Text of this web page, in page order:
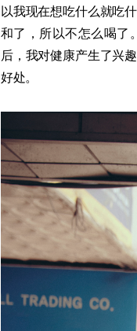
以我现在想吃什么就吃
和了，所以不怎么喝了
后，我对健康产生了兴
好处。